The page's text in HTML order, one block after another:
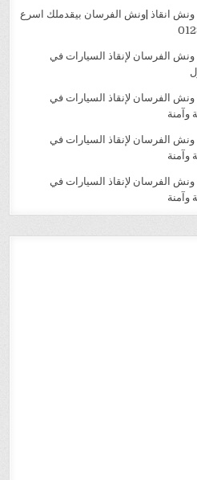
ونش انقاذ |ونش الفرسان بيقدملك اسرع
ونش الفرسان لإنقاذ السيارات في
ونش الفرسان لإنقاذ السيارات في
ونش الفرسان لإنقاذ السيارات في
ونش الفرسان لإنقاذ السيارات في